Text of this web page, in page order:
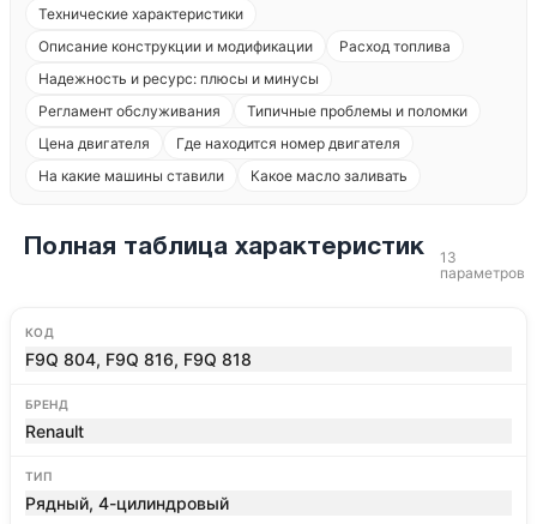
Технические характеристики
Описание конструкции и модификации
Расход топлива
Надежность и ресурс: плюсы и минусы
Регламент обслуживания
Типичные проблемы и поломки
Цена двигателя
Где находится номер двигателя
На какие машины ставили
Какое масло заливать
Полная таблица характеристик
13
параметров
КОД
F9Q 804, F9Q 816, F9Q 818
БРЕНД
Renault
ТИП
Рядный, 4-цилиндровый